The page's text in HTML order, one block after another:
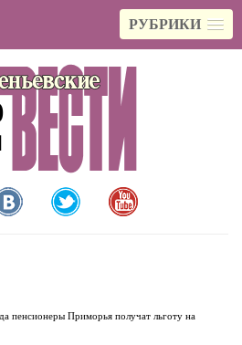
РУБРИКИ
пенсионеры Приморья получат льготу на